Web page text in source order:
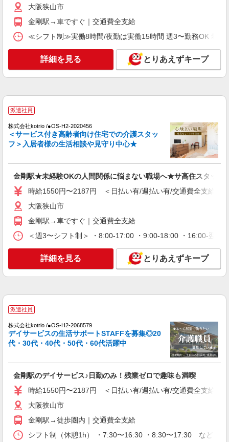
時給1550円〜2187円 ＜日払い有/週払い有/交
通費全支給(ガソリン代含む)＞
大阪狭山市
キープ 詳細を見る
株式会社kotrio /●OS-H2-2067066
時給1550円〜2187円 ＜日払い有/週払い有/交
通費全支給(ガソリン代含む)＞
キープ 詳細を見る
株式会社kotrio /●OS-H2-2066889
大阪狭山市＊グループホームSTAFF＊経験不
問◎日収1.2万円も可
通費全支給(ガソリン代含む)＞
派遣社員
株式会社kotrio /●OS-H2-1811451
シニア向けマンションで見守り・食事配膳など
＊大阪狭山市＊。日払可
時給1550円〜2187円 ＜日払い有/週払い有/交
通費全支給(ガソリン代含む)＞
大阪狭山市
キープ
派遣社員
株式会社ブレイブ（マイナビグループ）/MDM27
大阪狭山市
金剛駅→車ですぐ｜交通費全支給
≪シフト制≫実働8時間/夜勤は実働15時間 週3〜勤務OK 希
詳細を見る とりあえずキープ
派遣社員
株式会社kotrio /●OS-H2-2020456
＜サービス付き高齢者向け住宅での介護スタッ
フ＞入居者様の生活相談や見守り中心★
金剛駅★未経験OKの人間関係に悩まない職場へ★サ高住スタッフ
時給1550円〜2187円 ＜日払い有/週払い有/交通費全支給(ガ
大阪狭山市
金剛駅→車ですぐ｜交通費全支給
＜週3〜シフト制＞ ・8:00-17:00 ・9:00-18:00 ・16:00-
詳細を見る とりあえずキープ
派遣社員
株式会社kotrio /●OS-H2-2068579
デイサービスの生活サポートSTAFFを募集◎20
代・30代・40代・50代・60代活躍中
金剛駅のデイサービス♪日勤のみ！残業ゼロで趣味も満喫
時給1550円〜2187円 ＜日払い有/週払い有/交通費全支給(ガ
大阪狭山市
金剛駅→徒歩圏内｜交通費全支給
シフト制（休憩1h） ・7:30〜16:30 ・8:30〜17:30 など ※